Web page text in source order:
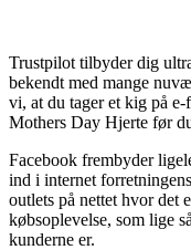
Trustpilot tilbyder dig
bekendt med mange
vi, at du tager et kig på
Mothers Day Hjerte før
Facebook frembyder
ind i internet
outlets på nettet hvor det
købsoplevelse, som lige
kunderne er.